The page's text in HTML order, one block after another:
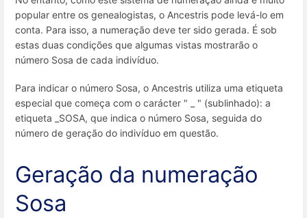
popular entre os genealogistas, o Ancestris pode levá-lo em
conta. Para isso, a numeração deve ter sido gerada. É sob
estas duas condições que algumas vistas mostrarão o
número Sosa de cada indivíduo.
Para indicar o número Sosa, o Ancestris utiliza uma etiqueta
especial que começa com o carácter " _ " (sublinhado): a
etiqueta _SOSA, que indica o número Sosa, seguida do
número de geração do indivíduo em questão.
Geração da numeração
Sosa